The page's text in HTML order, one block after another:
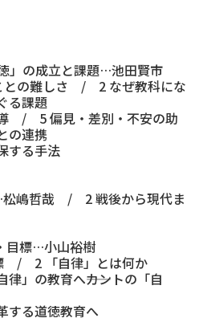
」の成立と課題…池田賢市
との難しさ / 2 なぜ教科にな
る課題
/ 5 偏見・差別・不安の助
連携
する手法
松嶋哲哉 / 2 戦後から現代ま
目標…小山裕樹
/ 2 「自律」とは何か
」の教育へ――カントの「自
る道徳教育へ